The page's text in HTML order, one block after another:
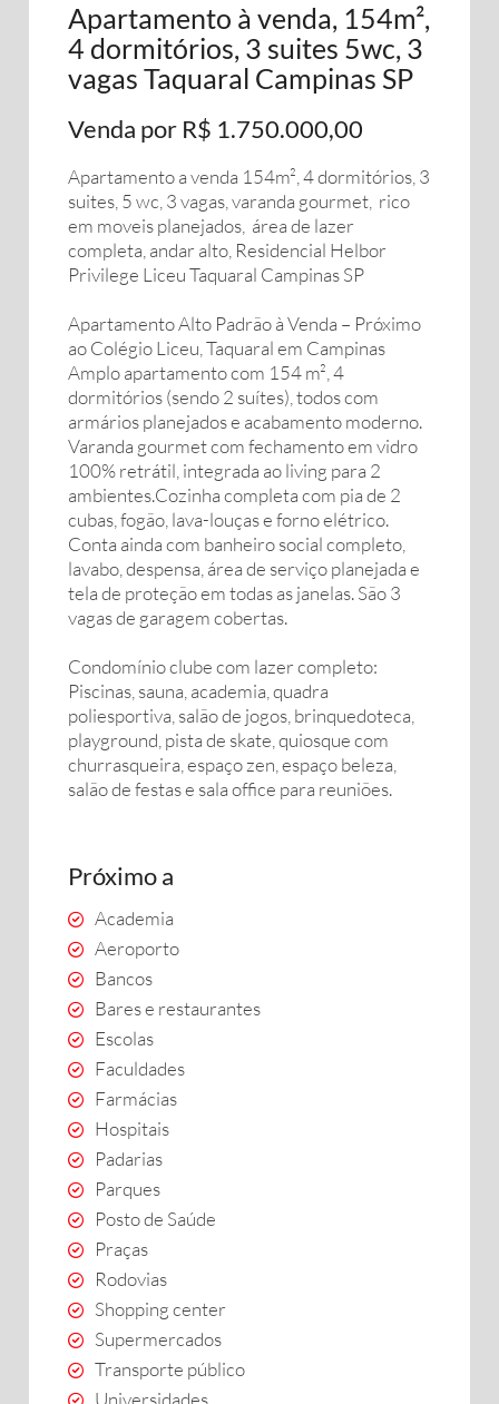
Apartamento à venda, 154m²,
4 dormitórios, 3 suites 5wc, 3
vagas Taquaral Campinas SP
Venda por R$ 1.750.000,00
Apartamento a venda 154m², 4 dormitórios, 3
suites, 5 wc, 3 vagas, varanda gourmet, rico
em moveis planejados, área de lazer
completa, andar alto, Residencial Helbor
Privilege Liceu Taquaral Campinas SP
Apartamento Alto Padrão à Venda – Próximo
ao Colégio Liceu, Taquaral em Campinas
Amplo apartamento com 154 m², 4
dormitórios (sendo 2 suítes), todos com
armários planejados e acabamento moderno.
Varanda gourmet com fechamento em vidro
100% retrátil, integrada ao living para 2
ambientes.Cozinha completa com pia de 2
cubas, fogão, lava-louças e forno elétrico.
Conta ainda com banheiro social completo,
lavabo, despensa, área de serviço planejada e
tela de proteção em todas as janelas. São 3
vagas de garagem cobertas.
Condomínio clube com lazer completo:
Piscinas, sauna, academia, quadra
poliesportiva, salão de jogos, brinquedoteca,
playground, pista de skate, quiosque com
churrasqueira, espaço zen, espaço beleza,
salão de festas e sala office para reuniões.
Próximo a
Academia
Aeroporto
Bancos
Bares e restaurantes
Escolas
Faculdades
Farmácias
Hospitais
Padarias
Parques
Posto de Saúde
Praças
Rodovias
Shopping center
Supermercados
Transporte público
Universidades